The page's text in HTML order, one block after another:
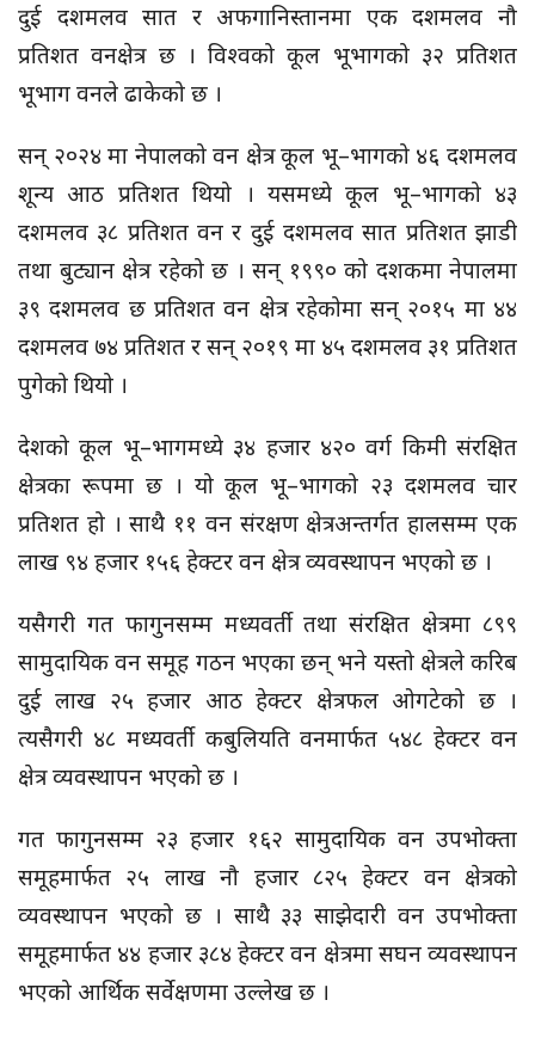
दुई दशमलव सात र अफगानिस्तानमा एक दशमलव नौ
प्रतिशत वनक्षेत्र छ । विश्वको कूल भूभागको ३२ प्रतिशत
भूभाग वनले ढाकेको छ ।
सन् २०२४ मा नेपालको वन क्षेत्र कूल भू–भागको ४६ दशमलव
शून्य आठ प्रतिशत थियो । यसमध्ये कूल भू–भागको ४३
दशमलव ३८ प्रतिशत वन र दुई दशमलव सात प्रतिशत झाडी
तथा बुट्यान क्षेत्र रहेको छ । सन् १९९० को दशकमा नेपालमा
३९ दशमलव छ प्रतिशत वन क्षेत्र रहेकोमा सन् २०१५ मा ४४
दशमलव ७४ प्रतिशत र सन् २०१९ मा ४५ दशमलव ३१ प्रतिशत
पुगेको थियो ।
देशको कूल भू–भागमध्ये ३४ हजार ४२० वर्ग किमी संरक्षित
क्षेत्रका रूपमा छ । यो कूल भू–भागको २३ दशमलव चार
प्रतिशत हो । साथै ११ वन संरक्षण क्षेत्रअन्तर्गत हालसम्म एक
लाख ९४ हजार १५६ हेक्टर वन क्षेत्र व्यवस्थापन भएको छ ।
यसैगरी गत फागुनसम्म मध्यवर्ती तथा संरक्षित क्षेत्रमा ८९९
सामुदायिक वन समूह गठन भएका छन् भने यस्तो क्षेत्रले करिब
दुई लाख २५ हजार आठ हेक्टर क्षेत्रफल ओगटेको छ ।
त्यसैगरी ४८ मध्यवर्ती कबुलियति वनमार्फत ५४८ हेक्टर वन
क्षेत्र व्यवस्थापन भएको छ ।
गत फागुनसम्म २३ हजार १६२ सामुदायिक वन उपभोक्ता
समूहमार्फत २५ लाख नौ हजार ८२५ हेक्टर वन क्षेत्रको
व्यवस्थापन भएको छ । साथै ३३ साझेदारी वन उपभोक्ता
समूहमार्फत ४४ हजार ३८४ हेक्टर वन क्षेत्रमा सघन व्यवस्थापन
भएको आर्थिक सर्वेक्षणमा उल्लेख छ ।